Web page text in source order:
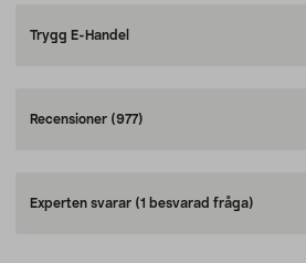
Trygg E-Handel
Recensioner (977)
Experten svarar (1 besvarad fråga)